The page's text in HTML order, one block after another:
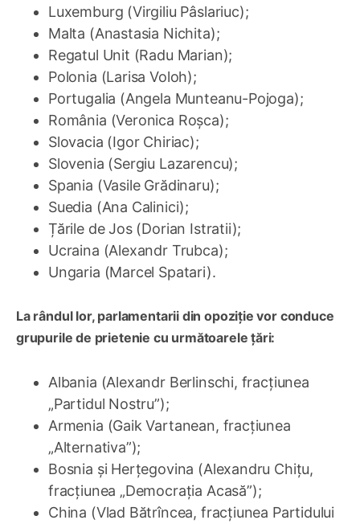
Luxemburg (Virgiliu Pâslariuc);
Malta (Anastasia Nichita);
Regatul Unit (Radu Marian);
Polonia (Larisa Voloh);
Portugalia (Angela Munteanu-Pojoga);
România (Veronica Roșca);
Slovacia (Igor Chiriac);
Slovenia (Sergiu Lazarencu);
Spania (Vasile Grădinaru);
Suedia (Ana Calinici);
Țările de Jos (Dorian Istratii);
Ucraina (Alexandr Trubca);
Ungaria (Marcel Spatari).
La rândul lor, parlamentarii din opoziție vor conduce
grupurile de prietenie cu următoarele țări:
Albania (Alexandr Berlinschi, fracțiunea
„Partidul Nostru”);
Armenia (Gaik Vartanean, fracțiunea
„Alternativa”);
Bosnia și Herțegovina (Alexandru Chițu,
fracțiunea „Democrația Acasă”);
China (Vlad Bătrîncea, fracțiunea Partidului